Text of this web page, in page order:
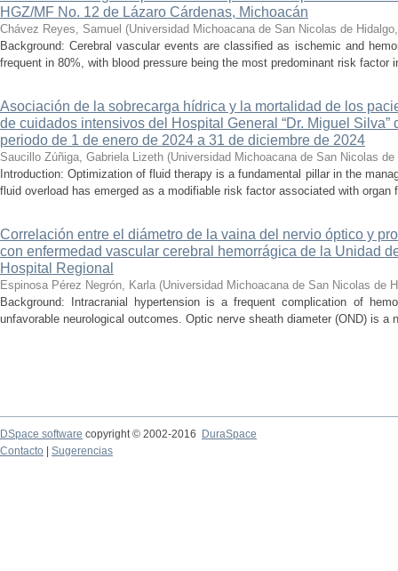
HGZ/MF No. 12 de Lázaro Cárdenas, Michoacán
Chávez Reyes, Samuel (Universidad Michoacana de San Nicolas de Hidalgo
Background: Cerebral vascular events are classified as ischemic and
frequent in 80%, with blood pressure being the most predominant risk factor
Asociación de la sobrecarga hídrica y la mortalidad de los
de cuidados intensivos del Hospital General “Dr. Miguel
periodo de 1 de enero de 2024 a 31 de diciembre de 2024
Saucillo Zúñiga, Gabriela Lizeth (Universidad Michoacana de San Nicolas de
Introduction: Optimization of fluid therapy is a fundamental pillar in the
fluid overload has emerged as a modifiable risk factor associated with organ
Correlación entre el diámetro de la vaina del nervio óptico y
con enfermedad vascular cerebral hemorrágica de la Unidad
Hospital Regional
Espinosa Pérez Negrón, Karla (Universidad Michoacana de San Nicolas de
Background: Intracranial hypertension is a frequent complication of
unfavorable neurological outcomes. Optic nerve sheath diameter (OND) is a
DSpace software copyright © 2002-2016
DuraSpace
Contacto
Sugerencias